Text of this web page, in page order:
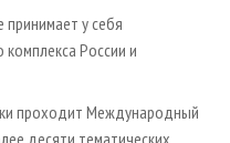
у себя
России и
проходит Международный
десяти тематических